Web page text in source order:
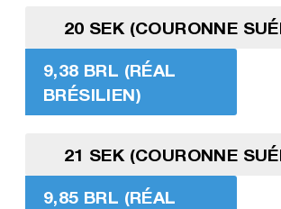
20 SEK (COURONNE
9,38 BRL (RÉAL
BRÉSILIEN)
21 SEK (COURONNE
9,85 BRL (RÉAL